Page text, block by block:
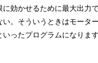
に効かせるために最大出力
い。そういうときはモータ
ったプログラムになります